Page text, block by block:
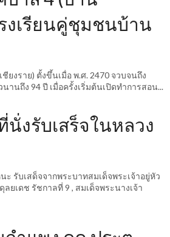
งเรียนคู่ชุมชนบ้าน
ยงราย) ตั้งขึ้นเมื่อ พ.ศ. 2470 จวบจนถึง
านถึง 94 ปี เมื่อครั้งเริ่มต้นเปิดทำการสอน...
งรับเสร็จในหลวง
รับเสด็จจากพระบาทสมเด็จพระเจ้าอยู่หัว
ยเดช รัชกาลที่ 9 , สมเด็จพระนางเจ้า